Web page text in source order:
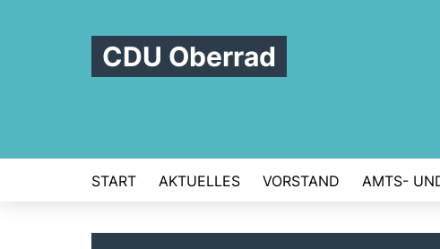
CDU Oberrad
START AKTUELLES VORSTAND AMTS-